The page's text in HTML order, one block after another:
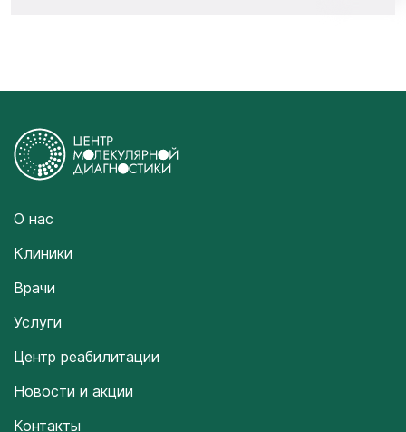
О нас
Клиники
Врачи
Услуги
Центр реабилитации
Новости и акции
Контакты